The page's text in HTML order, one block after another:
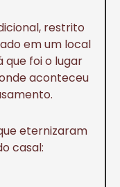
restrito
em um local
que foi o lugar
aconteceu
eternizaram
casal: